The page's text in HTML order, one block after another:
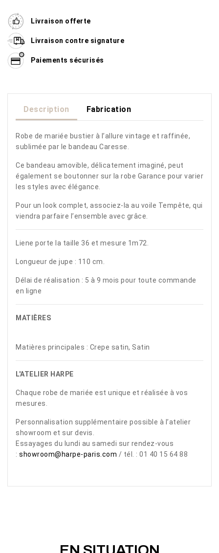
Livraison offerte
Livraison contre signature
Paiements sécurisés
Description Fabrication
Robe de mariée bustier à l’allure vintage et raffinée,
sublimée par le bandeau Caresse.
Ce bandeau amovible, délicatement imaginé, peut
également se boutonner sur la robe Garance pour varier
les styles avec élégance.
Pour un look complet, associez-la au voile Tempête, qui
viendra parfaire l’ensemble avec grâce.
Liene porte la taille 36 et mesure 1m72.
Longueur de jupe : 110 cm.
Délai de réalisation : 5 à 9 mois pour toute commande
en ligne
MATIÈRES
Matières principales : Crepe satin, Satin
L'ATELIER HARPE
Chaque robe de mariée est unique et réalisée à vos
mesures.
Personnalisation supplémentaire possible à l’atelier
showroom et sur devis.
Essayages du lundi au samedi sur rendez-vous
: showroom@harpe-paris.com / tél. : 01 40 15 64 88